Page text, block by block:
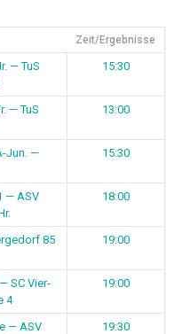
Zeit/Ergebnisse
— TuS
15:30
— TuS
13:00
Jun. —
15:30
— ASV
18:00
85
19:00
SC Vier-
4
19:00
— ASV
19:30